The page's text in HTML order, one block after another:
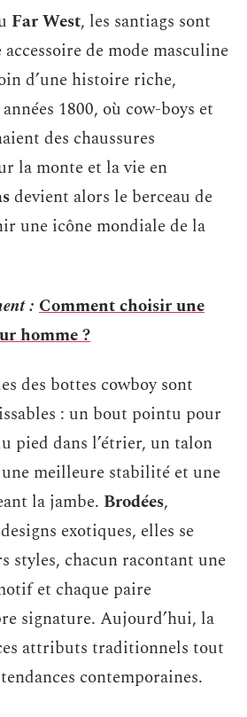
Far West, les santiags sont
de mode masculine
d’une histoire riche,
1800, où cow-boys et
des chaussures
la monte et la vie en
devient alors le berceau de
une icône mondiale de la
: Comment choisir une
homme ?
des bottes cowboy sont
: un bout pointu pour
pied dans l’étrier, un talon
meilleure stabilité et une
la jambe. Brodées,
exotiques, elles se
styles, chacun racontant une
et chaque paire
signature. Aujourd’hui, la
attributs traditionnels tout
contemporaines.